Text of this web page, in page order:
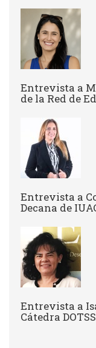
Entrevista a
de la Red de
Entrevista a
Decana de
Entrevista a
Cátedra DOTSS